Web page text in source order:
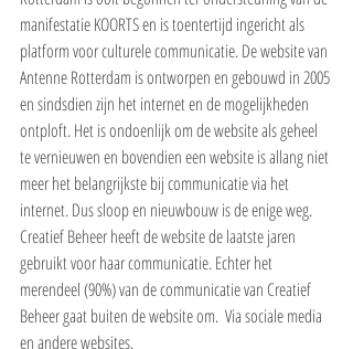
manifestatie KOORTS en is toentertijd ingericht als
platform voor culturele communicatie. De website van
Antenne Rotterdam is ontworpen en gebouwd in 2005
en sindsdien zijn het internet en de mogelijkheden
ontploft. Het is ondoenlijk om de website als geheel
te vernieuwen en bovendien een website is allang niet
meer het belangrijkste bij communicatie via het
internet. Dus sloop en nieuwbouw is de enige weg.
Creatief Beheer heeft de website de laatste jaren
gebruikt voor haar communicatie. Echter het
merendeel (90%) van de communicatie van Creatief
Beheer gaat buiten de website om.  Via sociale media
en andere websites.